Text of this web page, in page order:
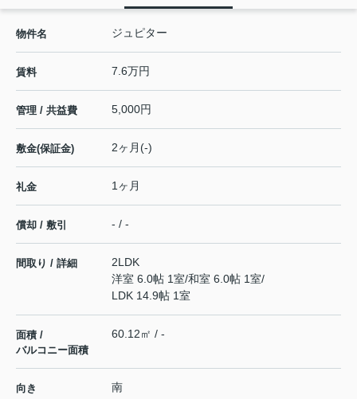
物件名 ジュピター
賃料 7.6万円
管理 / 共益費 5,000円
敷金(保証金) 2ヶ月(-)
礼金 1ヶ月
償却 / 敷引 - / -
間取り / 詳細
2LDK
洋室 6.0帖 1室/和室 6.0帖 1室/
LDK 14.9帖 1室
面積 /
バルコニー面積
60.12㎡ / -
向き 南